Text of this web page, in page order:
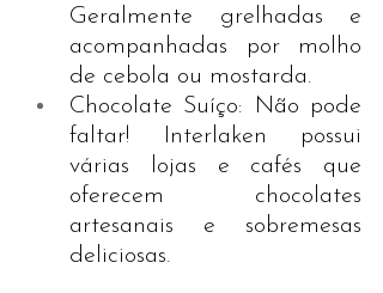
Geralmente grelhadas e
acompanhadas por molho
de cebola ou mostarda.
Chocolate Suíço: Não pode
faltar! Interlaken possui
várias lojas e cafés que
oferecem chocolates
artesanais e sobremesas
deliciosas.